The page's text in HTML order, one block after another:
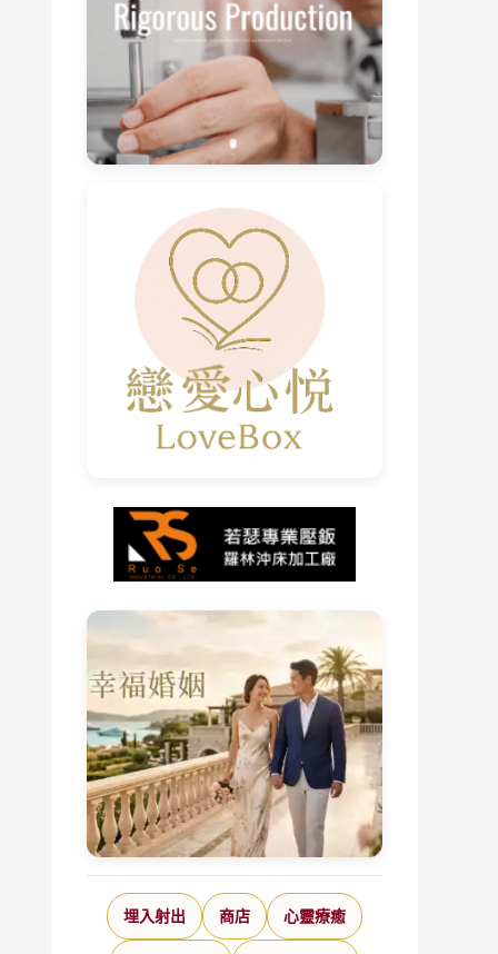
埋入射出 商店 心靈療癒